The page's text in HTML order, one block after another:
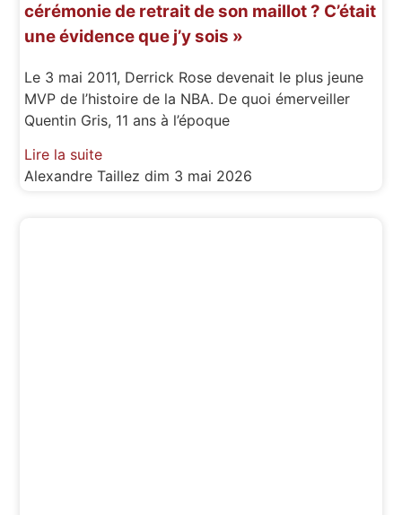
cérémonie de retrait de son maillot ? C’était
une évidence que j’y sois »
Le 3 mai 2011, Derrick Rose devenait le plus jeune
MVP de l’histoire de la NBA. De quoi émerveiller
Quentin Gris, 11 ans à l’époque
Lire la suite
Alexandre Taillezdim 3 mai 2026